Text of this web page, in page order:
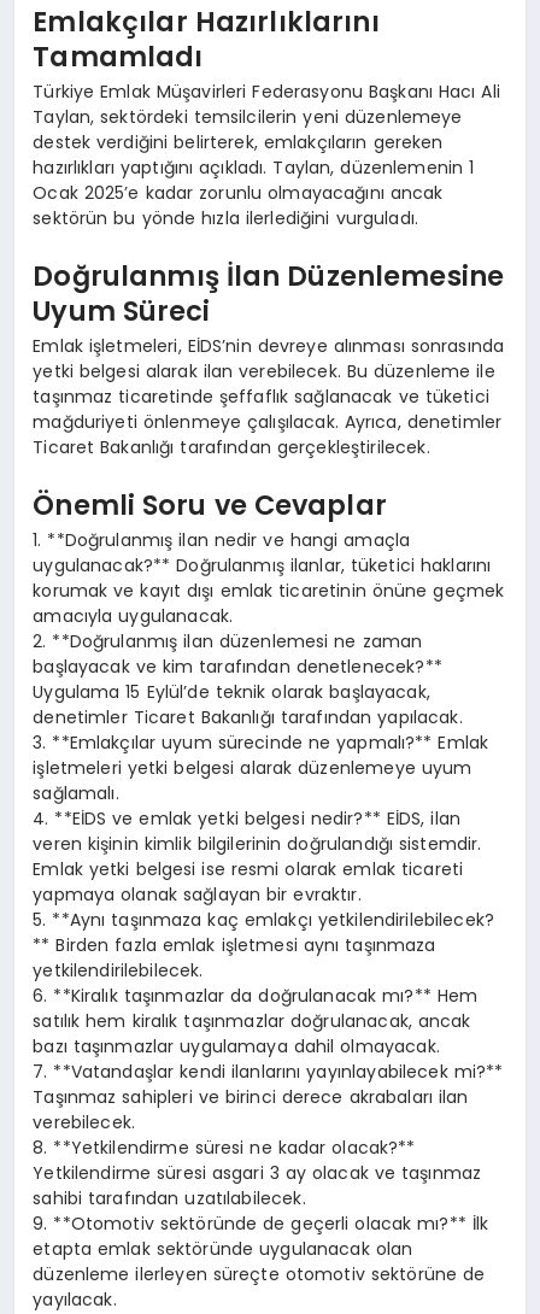
Emlakçılar Hazırlıklarını
Tamamladı
Türkiye Emlak Müşavirleri Federasyonu Başkanı Hacı Ali
Taylan, sektördeki temsilcilerin yeni düzenlemeye
destek verdiğini belirterek, emlakçıların gereken
hazırlıkları yaptığını açıkladı. Taylan, düzenlemenin 1
Ocak 2025’e kadar zorunlu olmayacağını ancak
sektörün bu yönde hızla ilerlediğini vurguladı.
Doğrulanmış İlan Düzenlemesine
Uyum Süreci
Emlak işletmeleri, EİDS’nin devreye alınması sonrasında
yetki belgesi alarak ilan verebilecek. Bu düzenleme ile
taşınmaz ticaretinde şeffaflık sağlanacak ve tüketici
mağduriyeti önlenmeye çalışılacak. Ayrıca, denetimler
Ticaret Bakanlığı tarafından gerçekleştirilecek.
Önemli Soru ve Cevaplar
1. **Doğrulanmış ilan nedir ve hangi amaçla
uygulanacak?** Doğrulanmış ilanlar, tüketici haklarını
korumak ve kayıt dışı emlak ticaretinin önüne geçmek
amacıyla uygulanacak.
2. **Doğrulanmış ilan düzenlemesi ne zaman
başlayacak ve kim tarafından denetlenecek?**
Uygulama 15 Eylül’de teknik olarak başlayacak,
denetimler Ticaret Bakanlığı tarafından yapılacak.
3. **Emlakçılar uyum sürecinde ne yapmalı?** Emlak
işletmeleri yetki belgesi alarak düzenlemeye uyum
sağlamalı.
4. **EİDS ve emlak yetki belgesi nedir?** EİDS, ilan
veren kişinin kimlik bilgilerinin doğrulandığı sistemdir.
Emlak yetki belgesi ise resmi olarak emlak ticareti
yapmaya olanak sağlayan bir evraktır.
5. **Aynı taşınmaza kaç emlakçı yetkilendirilebilecek?
** Birden fazla emlak işletmesi aynı taşınmaza
yetkilendirilebilecek.
6. **Kiralık taşınmazlar da doğrulanacak mı?** Hem
satılık hem kiralık taşınmazlar doğrulanacak, ancak
bazı taşınmazlar uygulamaya dahil olmayacak.
7. **Vatandaşlar kendi ilanlarını yayınlayabilecek mi?**
Taşınmaz sahipleri ve birinci derece akrabaları ilan
verebilecek.
8. **Yetkilendirme süresi ne kadar olacak?**
Yetkilendirme süresi asgari 3 ay olacak ve taşınmaz
sahibi tarafından uzatılabilecek.
9. **Otomotiv sektöründe de geçerli olacak mı?** İlk
etapta emlak sektöründe uygulanacak olan
düzenleme ilerleyen süreçte otomotiv sektörüne de
yayılacak.